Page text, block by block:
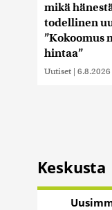
mikä
todellinen
”Kokoomus
hintaa”
Uutiset |
Keskusta